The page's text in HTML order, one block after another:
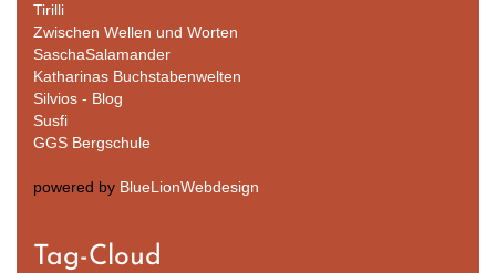
Tirilli
Zwischen Wellen und Worten
SaschaSalamander
Katharinas Buchstabenwelten
Silvios - Blog
Susfi
GGS Bergschule
powered by BlueLionWebdesign
Tag-Cloud